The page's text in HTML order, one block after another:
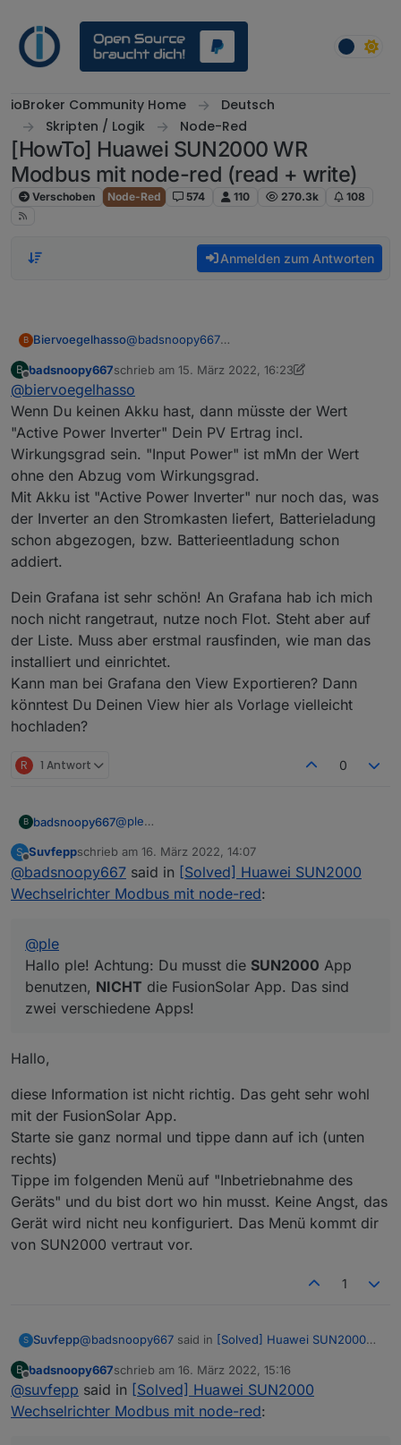
ioBroker Community Home
Deutsch
Skripten / Logik
Node-Red
[HowTo] Huawei SUN2000 WR
Modbus mit node-red (read + write)
Verschoben Node-Red 574 110 270.3k 108
Anmelden zum Antworten
B Biervoegelhasso@badsnoopy667
Power". Mit dem Wirkungsgrad habe ich noch
keine Erfahrung. Bei mir werden Werte von
261-299 angezeigt.
Ich werte alles mit Grafana aus. Geht wirklich
super.
B
Offline
badsnoopy667schrieb am 15. März 2022, 16:23
zuletzt editiert von badsnoopy667
@biervoegelhasso
Wenn Du keinen Akku hast, dann müsste der Wert
"Active Power Inverter" Dein PV Ertrag incl.
Wirkungsgrad sein. "Input Power" ist mMn der Wert
ohne den Abzug vom Wirkungsgrad.
Mit Akku ist "Active Power Inverter" nur noch das, was
der Inverter an den Stromkasten liefert, Batterieladung
schon abgezogen, bzw. Batterieentladung schon
addiert.
Dein Grafana ist sehr schön! An Grafana hab ich mich
noch nicht rangetraut, nutze noch Flot. Steht aber auf
der Liste. Muss aber erstmal rausfinden, wie man das
installiert und einrichtet.
Kann man bei Grafana den View Exportieren? Dann
könntest Du Deinen View hier als Vorlage vielleicht
hochladen?
R 1 Antwort 0
B badsnoopy667@ple
App benutzen,NICHTdie FusionSolar App.
Das sind zwei verschiedene Apps!
Mein Wechselrichter hat sich leider
abgeschossen (Hardware Defekt), deshalb
kann ich nicht so richtig darauf zugreifen...
Bei mir gibt es, wenn ich vor dem
Auf das "SDongle" komme ich gerade nicht
drauf, aber ich meine, man muss ich mit beiden
Netzen verbinden um a) den Dongle und b)
den Wechselrichter selbst zu konfigurieren.
S
Offline
Suvfeppschrieb am 16. März 2022, 14:07
zuletzt editiert von
@badsnoopy667 said in [Solved] Huawei SUN2000
Wechselrichter Modbus mit node-red:
@ple
Hallo ple! Achtung: Du musst die SUN2000 App
benutzen, NICHT die FusionSolar App. Das sind
zwei verschiedene Apps!
Hallo,
diese Information ist nicht richtig. Das geht sehr wohl
mit der FusionSolar App.
Starte sie ganz normal und tippe dann auf ich (unten
rechts)
Tippe im folgenden Menü auf "Inbetriebnahme des
Geräts" und du bist dort wo hin musst. Keine Angst, das
Gerät wird nicht neu konfiguriert. Das Menü kommt dir
von SUN2000 vertraut vor.
1
S Suvfepp@badsnoopy667 said in [Solved] Huawei SUN2000
@ple
Hallo ple! Achtung: Du musst die
benutzen,NICHTdie FusionSolar App. Das sind
Hallo,
B
Offline
badsnoopy667schrieb am 16. März 2022, 15:16
zuletzt editiert von
@suvfepp said in [Solved] Huawei SUN2000
Wechselrichter Modbus mit node-red: